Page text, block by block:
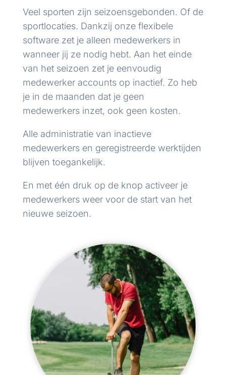
Veel sporten zijn seizoensgebonden. Of de
sportlocaties. Dankzij onze flexibele
software zet je alleen medewerkers in
wanneer jij ze nodig hebt. Aan het einde
van het seizoen zet je eenvoudig
medewerker accounts op inactief. Zo heb
je in de maanden dat je geen
medewerkers inzet, ook geen kosten.
Alle administratie van inactieve
medewerkers en geregistreerde werktijden
blijven toegankelijk.
En met één druk op de knop activeer je
medewerkers weer voor de start van het
nieuwe seizoen.